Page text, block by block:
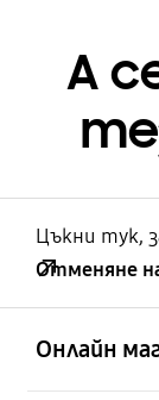
А
Цъкни тук,
Отменяне
Онлайн